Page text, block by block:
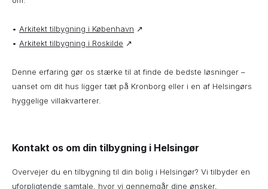
• Arkitekt tilbygning i København ↗
• Arkitekt tilbygning i Roskilde ↗
Denne erfaring gør os stærke til at finde de bedste løsninger –
uanset om dit hus ligger tæt på Kronborg eller i en af Helsingørs
hyggelige villakvarterer.
Kontakt os om din tilbygning i Helsingør
Overvejer du en tilbygning til din bolig i Helsingør? Vi tilbyder en
uforpligtende samtale, hvor vi gennemgår dine ønsker,